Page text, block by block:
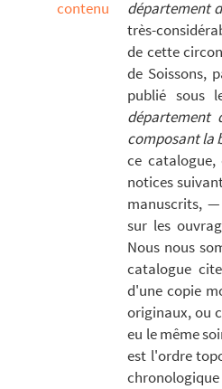
contenu
département
très-
de cette
de Soissons,
publié sous
département
composant la
ce
notices
manuscrits, —
sur les
Nous nous
catalogue
d'une copie
originaux, ou
eu le même
est l'ordre
chronologique